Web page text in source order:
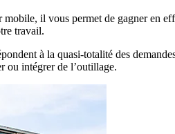
mobile, il vous permet de gagner en
travail.
à la quasi-totalité des
ou intégrer de l’outillage.